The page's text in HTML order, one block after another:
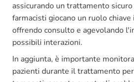
assicurando un trattamento
farmacisti giocano un ruolo
offrendo consulto e agevolando
possibili interazioni.
In aggiunta, è importante
pazienti durante il trattamento